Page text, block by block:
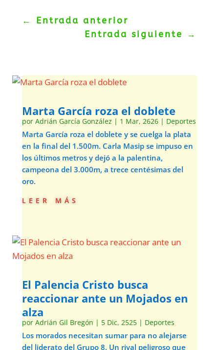
← Entrada anterior
Entrada siguiente
→
Marta García roza el doblete
por Adrián García González | 1 Mar, 2626| Deportes
Marta García roza el doblete y se cuelga la plata
en la final del 1.500m. Carla Masip se impuso en
los últimos metros y dejó a la palentina,
campeona del 3.000m, a trece centésimas del
oro.
leer más
El Palencia Cristo busca
reaccionar ante un Mojados en
alza
por Adrián Gil Bregón | 5 Dic, 2525| Deportes
Los morados necesitan sumar para no alejarse
del liderato del Grupo 8. Un rival peligroso que